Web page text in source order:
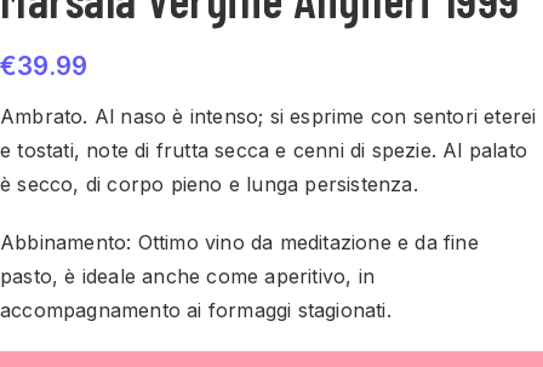
€39.99
Ambrato. Al naso è intenso; si esprime con sentori eterei
e tostati, note di frutta secca e cenni di spezie. Al palato
è secco, di corpo pieno e lunga persistenza.
Abbinamento: Ottimo vino da meditazione e da fine
pasto, è ideale anche come aperitivo, in
accompagnamento ai formaggi stagionati.